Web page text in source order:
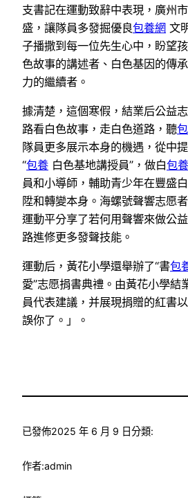
支書記在運動致辭中表現，廣州
盛，讓隊員多發掘優良包養網 文
子播撒到每一位先生心中，盼望
色故事的講述者、白色基因的傳
力的繼續者。
據清楚，這個寒假，結業后公益
路看白色故事，走白色道路，聽
隊員更多展示本身的機遇，從中
“包養 白色基地講授員”，做白包養
員和小導師，輔助青少年在豐盛
陞和轉變本身。海螺號聲響志愿
運動平分享了若何用聲響來做公
路進修更多發聲技能。
運動后，黃花小學還舉辦了“書包
愛”志愿捐書典禮。由黃花小學結
員代表建議，并展現捐贈的紅書
誤你了。」。
已發佈2025 年 6 月 9 日分類:
作者:admin